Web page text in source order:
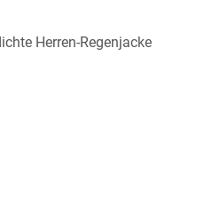
Herren-Regenjacke